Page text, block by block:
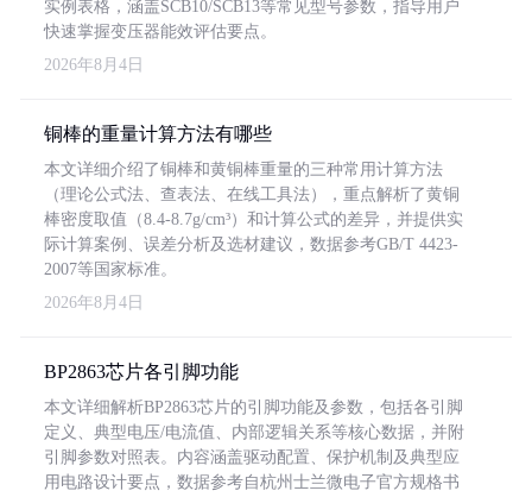
实例表格，涵盖SCB10/SCB13等常见型号参数，指导用户
快速掌握变压器能效评估要点。
2026年8月4日
铜棒的重量计算方法有哪些
本文详细介绍了铜棒和黄铜棒重量的三种常用计算方法
（理论公式法、查表法、在线工具法），重点解析了黄铜
棒密度取值（8.4-8.7g/cm³）和计算公式的差异，并提供实
际计算案例、误差分析及选材建议，数据参考GB/T 4423-
2007等国家标准。
2026年8月4日
BP2863芯片各引脚功能
本文详细解析BP2863芯片的引脚功能及参数，包括各引脚
定义、典型电压/电流值、内部逻辑关系等核心数据，并附
引脚参数对照表。内容涵盖驱动配置、保护机制及典型应
用电路设计要点，数据参考自杭州士兰微电子官方规格书